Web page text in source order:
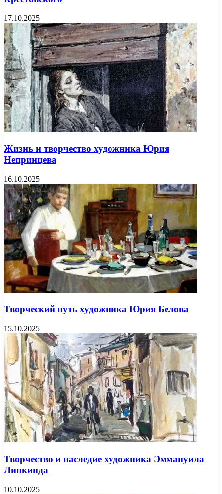
17.10.2025
Жизнь и творчество художника Юрия
Непринцева
16.10.2025
Творческий путь художника Юрия Белова
15.10.2025
Творчество и наследие художника Эммануила
Липкинда
10.10.2025